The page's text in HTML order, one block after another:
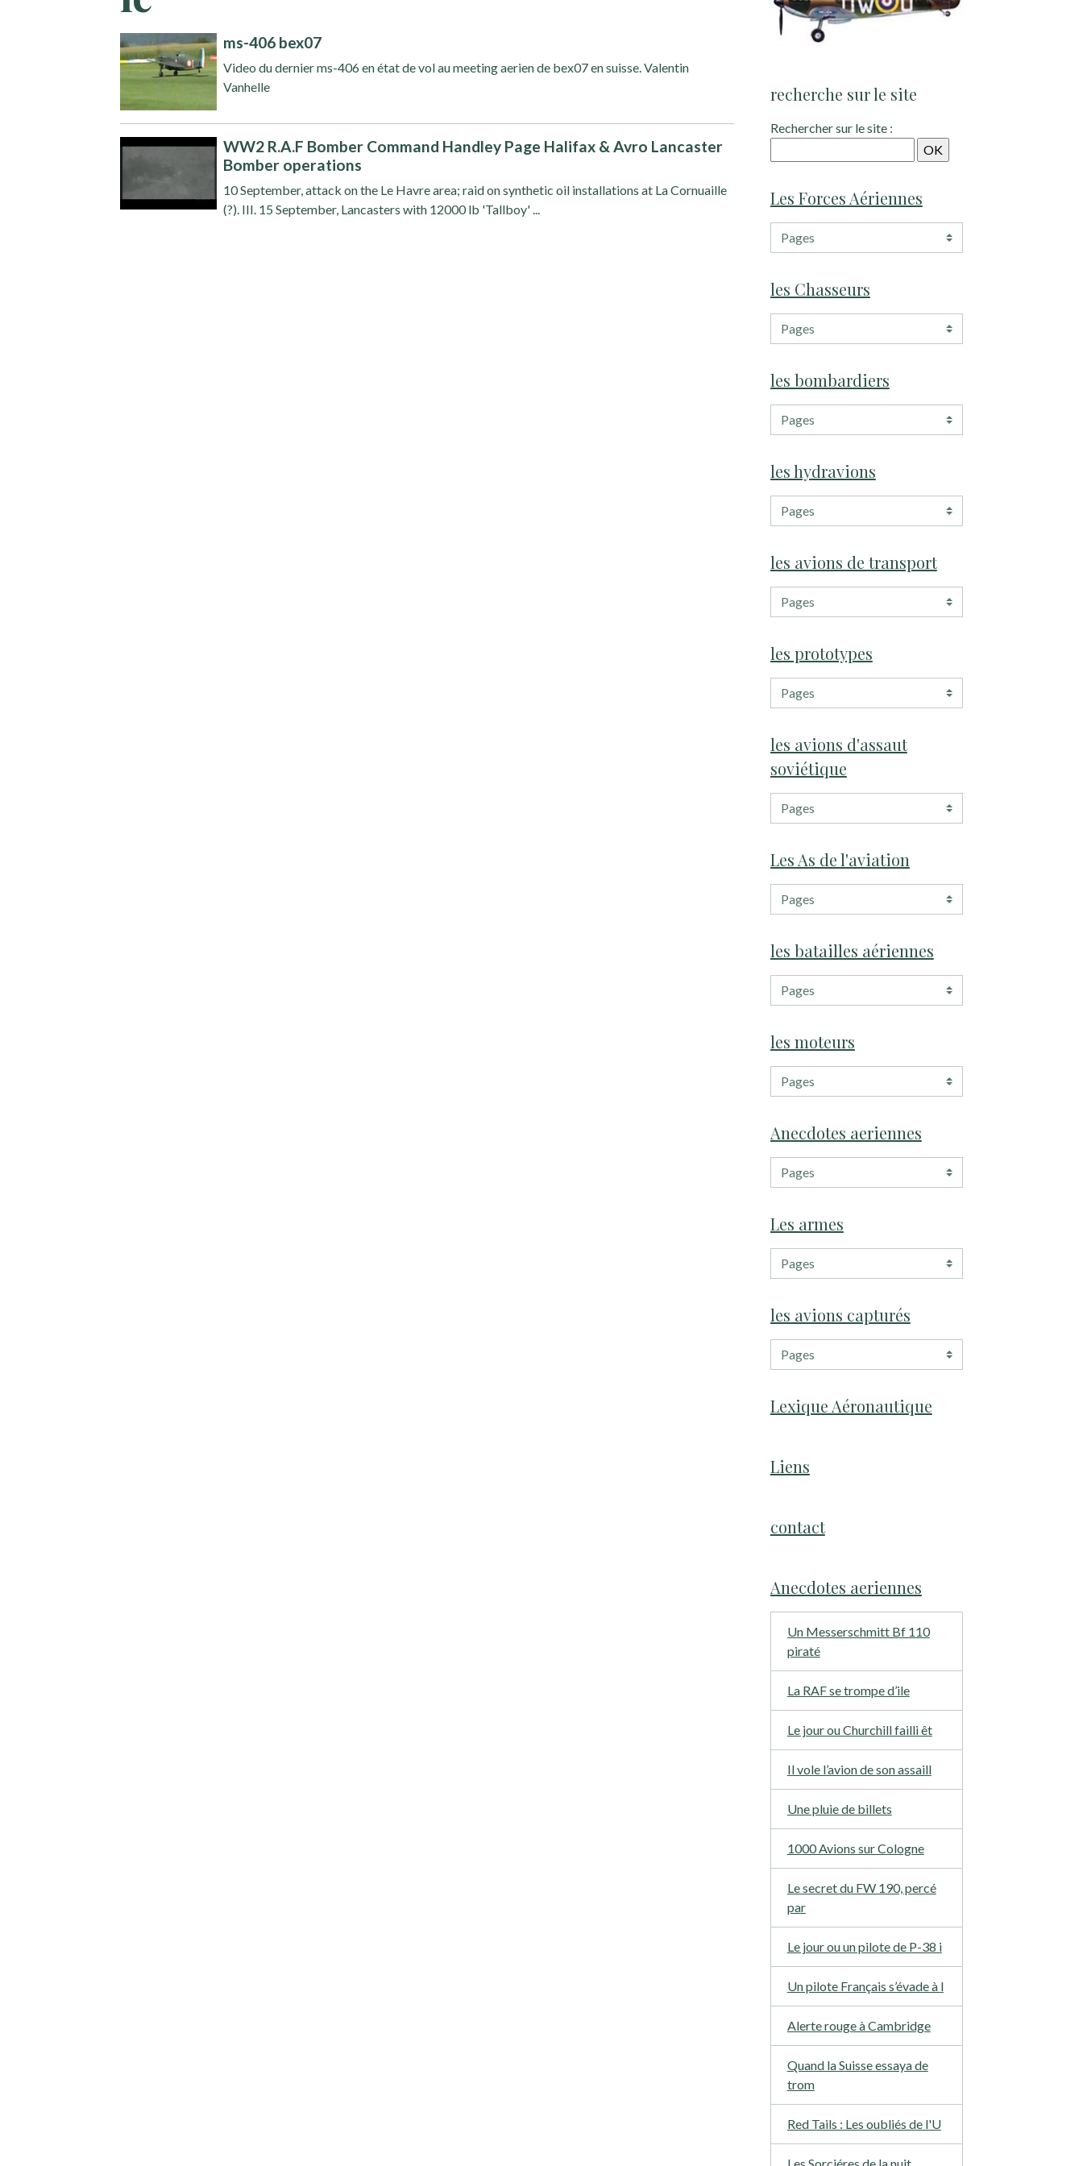
ms-406 bex07
Video du dernier ms-406 en état de vol au meeting aerien de bex07 en suisse. Valentin
Vanhelle
WW2 R.A.F Bomber Command Handley Page Halifax & Avro Lancaster
Bomber operations
10 September, attack on the Le Havre area; raid on synthetic oil installations at La Cornuaille
(?). III. 15 September, Lancasters with 12000 lb 'Tallboy' ...
recherche sur le site
Rechercher sur le site :
Les Forces Aériennes
les Chasseurs
les bombardiers
les hydravions
les avions de transport
les prototypes
les avions d'assaut
soviétique
Les As de l'aviation
les batailles aériennes
les moteurs
Anecdotes aeriennes
Les armes
les avions capturés
Lexique Aéronautique
Liens
contact
Anecdotes aeriennes
Un Messerschmitt Bf 110
piraté
La RAF se trompe d’ile
Le jour ou Churchill failli êt
Il vole l’avion de son assaill
Une pluie de billets
1000 Avions sur Cologne
Le secret du FW 190, percé
par
Le jour ou un pilote de P-38 i
Un pilote Français s’évade à l
Alerte rouge à Cambridge
Quand la Suisse essaya de
trom
Red Tails : Les oubliés de l'U